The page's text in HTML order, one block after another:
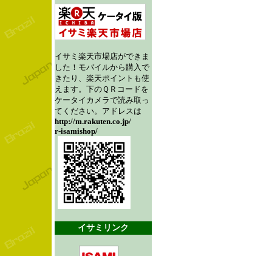
イサミ楽天市場店ができま
した！モバイルから購入で
きたり、楽天ポイントも使
えます。下のＱＲコードを
ケータイカメラで読み取っ
てください。アドレスは
http://m.rakuten.co.jp/
r-isamishop/
イサミリンク